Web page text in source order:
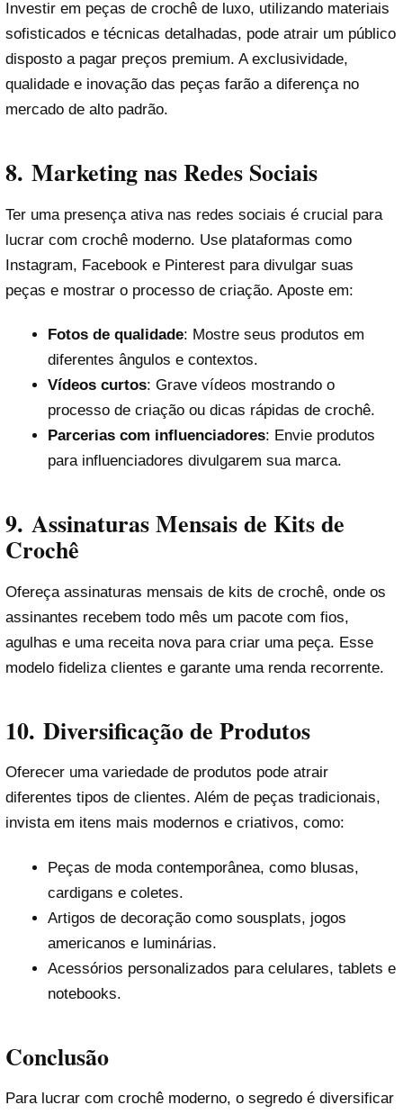
Investir em peças de crochê de luxo, utilizando materiais
sofisticados e técnicas detalhadas, pode atrair um público
disposto a pagar preços premium. A exclusividade,
qualidade e inovação das peças farão a diferença no
mercado de alto padrão.
8. Marketing nas Redes Sociais
Ter uma presença ativa nas redes sociais é crucial para
lucrar com crochê moderno. Use plataformas como
Instagram, Facebook e Pinterest para divulgar suas
peças e mostrar o processo de criação. Aposte em:
Fotos de qualidade: Mostre seus produtos em
diferentes ângulos e contextos.
Vídeos curtos: Grave vídeos mostrando o
processo de criação ou dicas rápidas de crochê.
Parcerias com influenciadores: Envie produtos
para influenciadores divulgarem sua marca.
9. Assinaturas Mensais de Kits de
Crochê
Ofereça assinaturas mensais de kits de crochê, onde os
assinantes recebem todo mês um pacote com fios,
agulhas e uma receita nova para criar uma peça. Esse
modelo fideliza clientes e garante uma renda recorrente.
10. Diversificação de Produtos
Oferecer uma variedade de produtos pode atrair
diferentes tipos de clientes. Além de peças tradicionais,
invista em itens mais modernos e criativos, como:
Peças de moda contemporânea, como blusas,
cardigans e coletes.
Artigos de decoração como sousplats, jogos
americanos e luminárias.
Acessórios personalizados para celulares, tablets e
notebooks.
Conclusão
Para lucrar com crochê moderno, o segredo é diversificar